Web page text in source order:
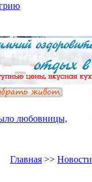
любовницы,
Главная >> Новости